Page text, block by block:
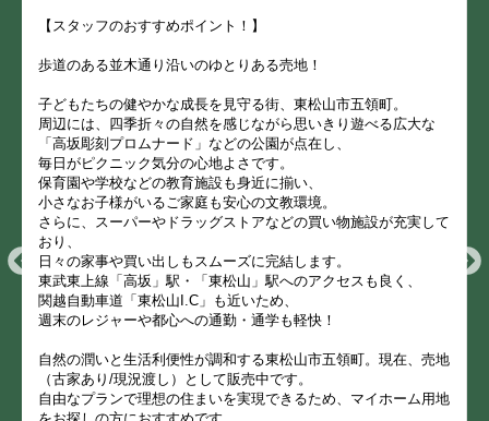
【スタッフのおすすめポイント！】
歩道のある並木通り沿いのゆとりある売地！
子どもたちの健やかな成長を見守る街、東松山市五領町。
周辺には、四季折々の自然を感じながら思いきり遊べる広大な
「高坂彫刻プロムナード」などの公園が点在し、
毎日がピクニック気分の心地よさです。
保育園や学校などの教育施設も身近に揃い、
小さなお子様がいるご家庭も安心の文教環境。
さらに、スーパーやドラッグストアなどの買い物施設が充実して
おり、
日々の家事や買い出しもスムーズに完結します。
東武東上線「高坂」駅・「東松山」駅へのアクセスも良く、
関越自動車道「東松山I.C」も近いため、
週末のレジャーや都心への通勤・通学も軽快！
自然の潤いと生活利便性が調和する東松山市五領町。現在、売地
（古家あり/現況渡し）として販売中です。
自由なプランで理想の住まいを実現できるため、マイホーム用地